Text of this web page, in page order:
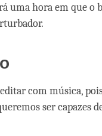
uma hora em que o
com música,
ser capazes